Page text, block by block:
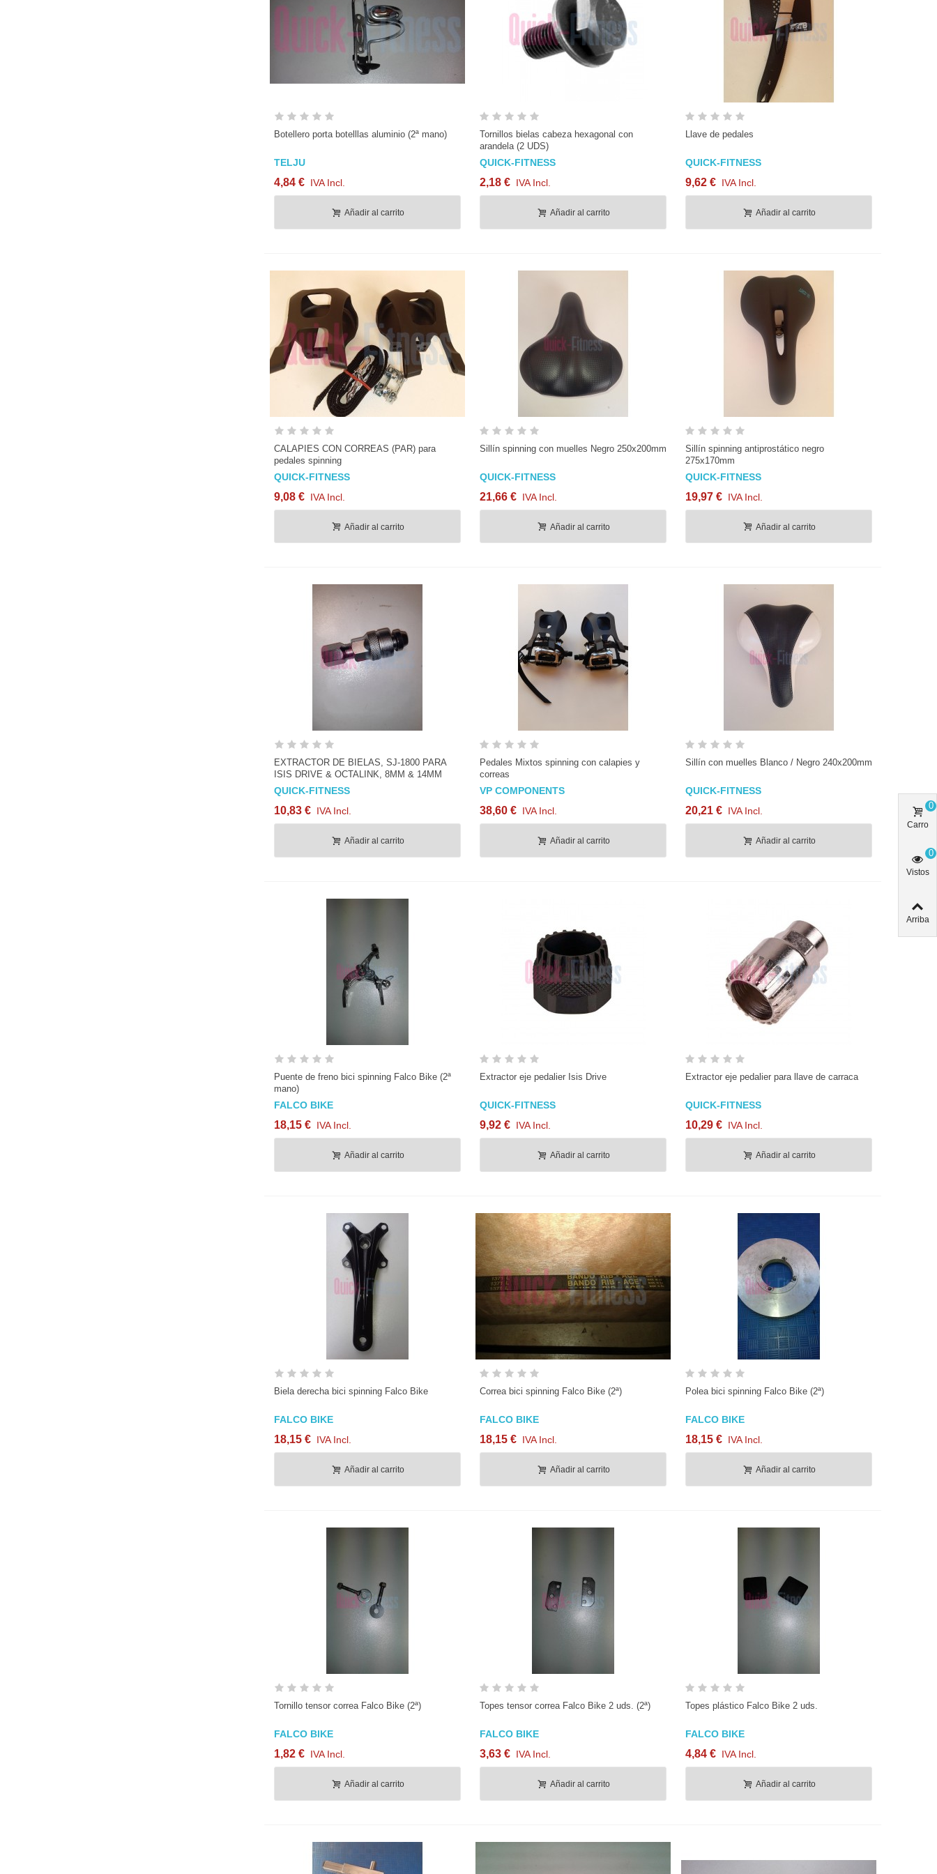
Botellero porta botelllas aluminio (2ª mano)
TELJU
4,84 € IVA Incl.
Añadir al carrito
Tornillos bielas cabeza hexagonal con
arandela (2 UDS)
QUICK-FITNESS
2,18 € IVA Incl.
Añadir al carrito
Llave de pedales
QUICK-FITNESS
9,62 € IVA Incl.
Añadir al carrito
CALAPIES CON CORREAS (PAR) para
pedales spinning
QUICK-FITNESS
9,08 € IVA Incl.
Añadir al carrito
Sillín spinning con muelles Negro 250x200mm
QUICK-FITNESS
21,66 € IVA Incl.
Añadir al carrito
Sillín spinning antiprostático negro
275x170mm
QUICK-FITNESS
19,97 € IVA Incl.
Añadir al carrito
EXTRACTOR DE BIELAS, SJ-1800 PARA
ISIS DRIVE & OCTALINK, 8MM & 14MM
QUICK-FITNESS
10,83 € IVA Incl.
Añadir al carrito
Pedales Mixtos spinning con calapies y
correas
VP COMPONENTS
38,60 € IVA Incl.
Añadir al carrito
Sillín con muelles Blanco / Negro 240x200mm
QUICK-FITNESS
20,21 € IVA Incl.
Añadir al carrito
Puente de freno bici spinning Falco Bike (2ª
mano)
FALCO BIKE
18,15 € IVA Incl.
Añadir al carrito
Extractor eje pedalier Isis Drive
QUICK-FITNESS
9,92 € IVA Incl.
Añadir al carrito
Extractor eje pedalier para llave de carraca
QUICK-FITNESS
10,29 € IVA Incl.
Añadir al carrito
Biela derecha bici spinning Falco Bike
FALCO BIKE
18,15 € IVA Incl.
Añadir al carrito
Correa bici spinning Falco Bike (2ª)
FALCO BIKE
18,15 € IVA Incl.
Añadir al carrito
Polea bici spinning Falco Bike (2ª)
FALCO BIKE
18,15 € IVA Incl.
Añadir al carrito
Tornillo tensor correa Falco Bike (2ª)
FALCO BIKE
1,82 € IVA Incl.
Añadir al carrito
Topes tensor correa Falco Bike 2 uds. (2ª)
FALCO BIKE
3,63 € IVA Incl.
Añadir al carrito
Topes plástico Falco Bike 2 uds.
FALCO BIKE
4,84 € IVA Incl.
Añadir al carrito
Carro
0
Vistos
0
Arriba